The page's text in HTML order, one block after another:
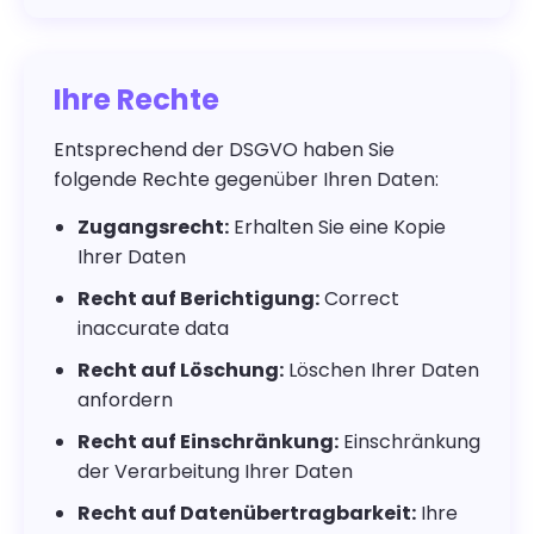
Ihre Rechte
Entsprechend der DSGVO haben Sie
folgende Rechte gegenüber Ihren Daten:
Zugangsrecht: Erhalten Sie eine Kopie
Ihrer Daten
Recht auf Berichtigung:Correct
inaccurate data
Recht auf Löschung: Löschen Ihrer Daten
anfordern
Recht auf Einschränkung: Einschränkung
der Verarbeitung Ihrer Daten
Recht auf Datenübertragbarkeit: Ihre